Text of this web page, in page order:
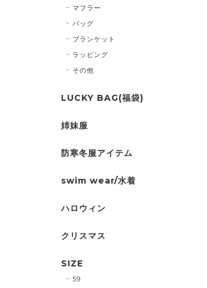
マフラー
バッグ
ブランケット
ラッピング
その他
LUCKY BAG(福袋)
姉妹服
防寒冬服アイテム
swim wear/水着
ハロウィン
クリスマス
SIZE
59